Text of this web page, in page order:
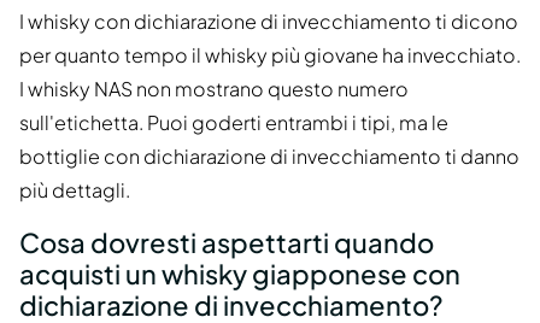
I whisky con dichiarazione di invecchiamento ti dicono
per quanto tempo il whisky più giovane ha invecchiato.
I whisky NAS non mostrano questo numero
sull'etichetta. Puoi goderti entrambi i tipi, ma le
bottiglie con dichiarazione di invecchiamento ti danno
più dettagli.
Cosa dovresti aspettarti quando
acquisti un whisky giapponese con
dichiarazione di invecchiamento?